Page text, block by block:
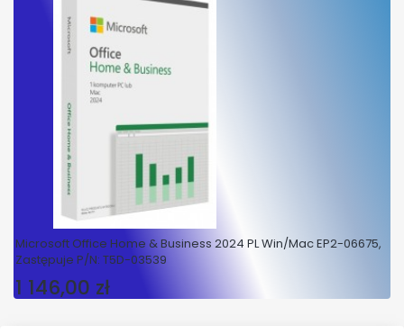
Microsoft Office Home & Business 2024 PL Win/Mac EP2-06675,
Zastępuje P/N: T5D-03539
Cena
1 146,00 zł